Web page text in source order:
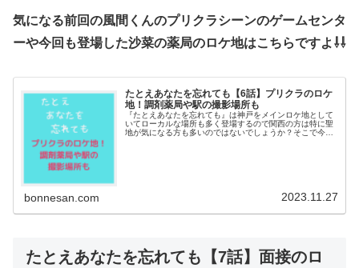
気になる前回の風間くんのプリクラシーンのゲームセンタ
ーや今回も登場した沙菜の薬局のロケ地はこちらですよ⇩⇩
たとえあなたを忘れても【6話】プリクラのロケ
地！調剤薬局や駅の撮影場所も
『たとえあなたを忘れても』は神戸をメインロケ地として
いてローカルな場所も多く登場するので関西の方は特に聖
地が気になる方も多いのではないでしょうか？そこで今回
bonnesan.com 2023.11.27
たとえあなたを忘れても【7話】面接のロ